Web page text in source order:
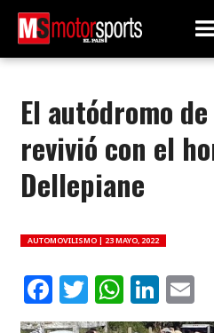
El autódromo
revivió con el
Dellepiane
AUTOMOVILISMO | 23 MAYO, 2022
Facebook
Twitter